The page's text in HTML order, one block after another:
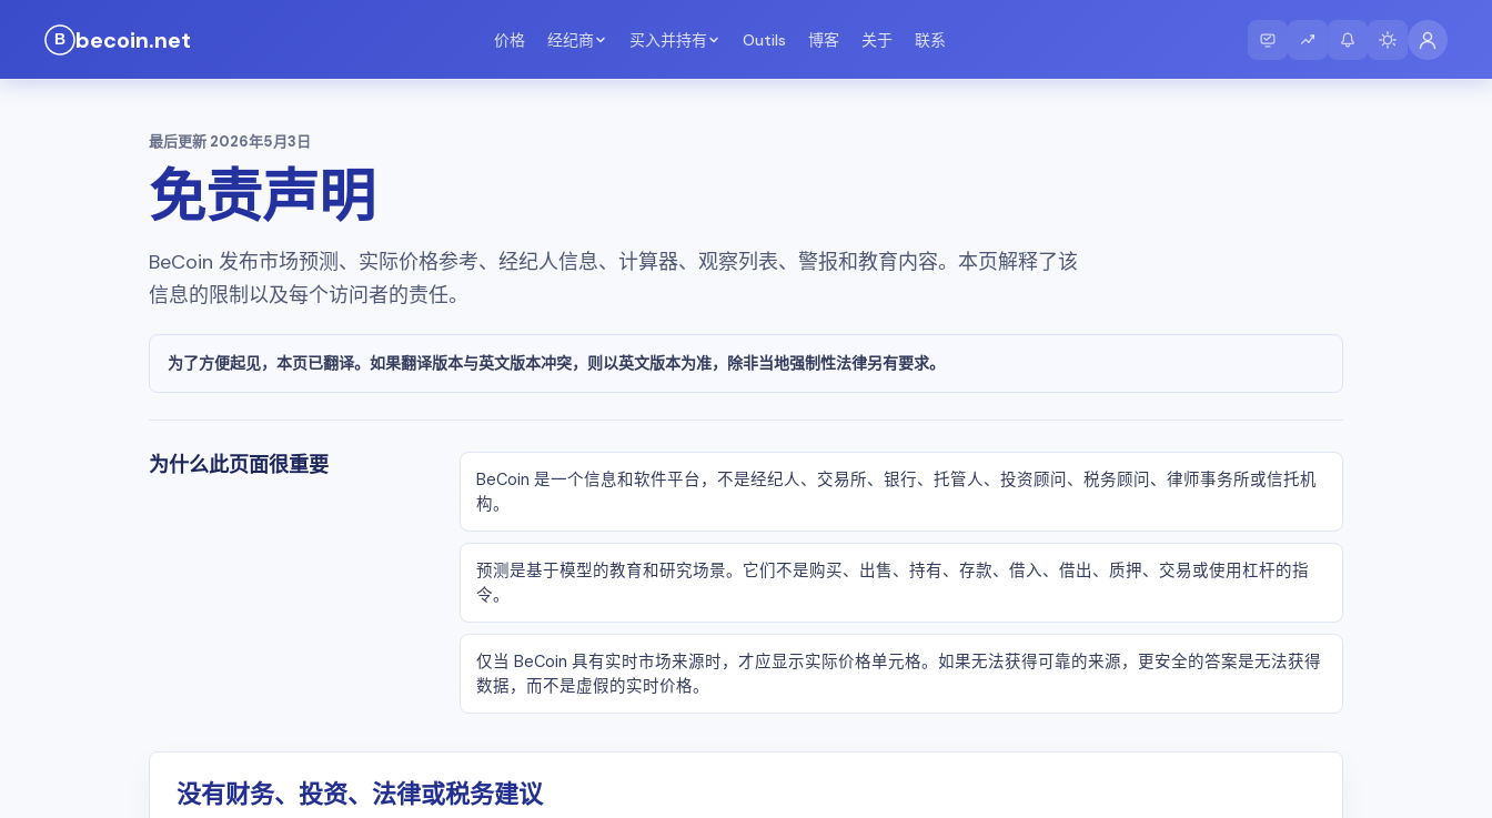
becoin.net 价格 经纪商 买入并持有 Outils 博客 关于 联系
最后更新 2026年5月3日
免责声明
BeCoin 发布市场预测、实际价格参考、经纪人信息、计算器、观察列表、警报和教育内容。本页解释了该
信息的限制以及每个访问者的责任。
为了方便起见，本页已翻译。如果翻译版本与英文版本冲突，则以英文版本为准，除非当地强制性法律另有要求。
为什么此页面很重要
BeCoin 是一个信息和软件平台，不是经纪人、交易所、银行、托管人、投资顾问、税务顾问、律师事务所或信托机
构。
预测是基于模型的教育和研究场景。它们不是购买、出售、持有、存款、借入、借出、质押、交易或使用杠杆的指
令。
仅当 BeCoin 具有实时市场来源时，才应显示实际价格单元格。如果无法获得可靠的来源，更安全的答案是无法获得
数据，而不是虚假的实时价格。
没有财务、投资、法律或税务建议